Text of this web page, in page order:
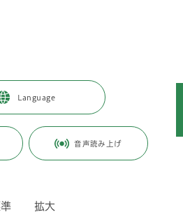
Language
音声読み上げ
拡大
・文化 > スポーツ・公園・余暇
リテリウム
新日付：2026年6月11日 / ページ番号：C131340